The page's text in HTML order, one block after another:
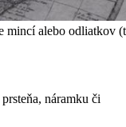
mincí alebo odliatkov
náramku či